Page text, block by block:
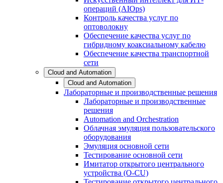
операций (AIOps)
Контроль качества услуг по
оптоволокну
Обеспечение качества услуг по
гибридному коаксиальному кабелю
Обеспечение качества транспортной
сети
Cloud and Automation
Cloud and Automation
Лабораторные и производственные решения
Лабораторные и производственные
решения
Automation and Orchestration
Облачная эмуляция пользовательского
оборудования
Эмуляция основной сети
Тестирование основной сети
Имитатор открытого центрального
устройства (O-CU)